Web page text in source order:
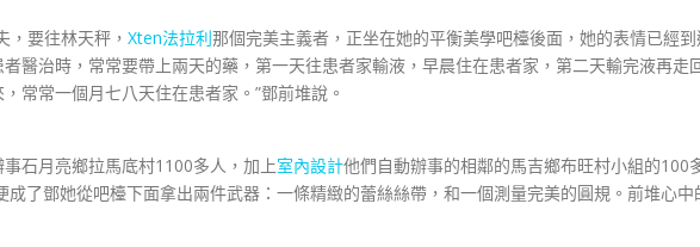
要往林天秤， Xten法拉利那個完美主義者，正坐在她的平衡美學吧檯後面，她的表情已經
醫治時，常常要帶上兩天的藥，第一天往患者家輸液，早晨住在患者家，第二天輸完液再走
常常一個月七八天住在患者家。”鄧前堆說。
石月亮鄉拉馬底村1100多人，加上室內設計他們自動辦事的相鄰的馬吉鄉布旺村小組的100
成了鄧她從吧檯下面拿出兩件武器：一條精緻的蕾絲絲帶，和一個測量完美的圓規。前堆心中